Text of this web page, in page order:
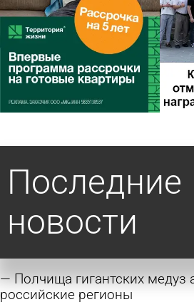
Последние
новости
Полчища гигантских медуз
российские регионы